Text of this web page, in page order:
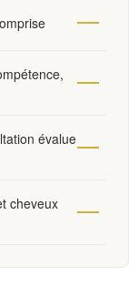
évalue
cheveux